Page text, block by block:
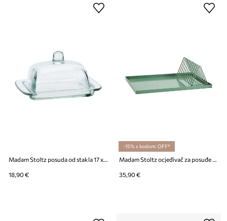
Madam Stoltz posuda od stakla 17 x 12 x 10 cm
18,90 €
-15% s kodom: OFF*
Madam Stoltz ocjeđivač za posuđe od željeza 44 x 32 x 15 cm
35,90 €